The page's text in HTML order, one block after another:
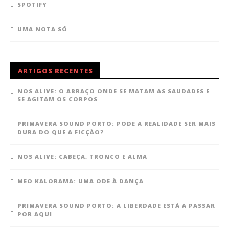
SPOTIFY
UMA NOTA SÓ
ARTIGOS RECENTES
NOS ALIVE: O ABRAÇO ONDE SE MATAM AS SAUDADES E
SE AGITAM OS CORPOS
PRIMAVERA SOUND PORTO: PODE A REALIDADE SER MAIS
DURA DO QUE A FICÇÃO?
NOS ALIVE: CABEÇA, TRONCO E ALMA
MEO KALORAMA: UMA ODE À DANÇA
PRIMAVERA SOUND PORTO: A LIBERDADE ESTÁ A PASSAR
POR AQUI